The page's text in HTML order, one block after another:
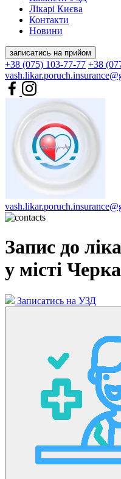
Лікарі Києва
Контакти
Новини
записатись на прийом
+38 (075) 103-77-77 +38
Запис до
у місті
Записатись на УЗД